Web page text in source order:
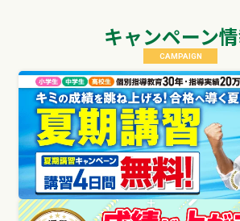
キャンペーン
CAMPAIGN